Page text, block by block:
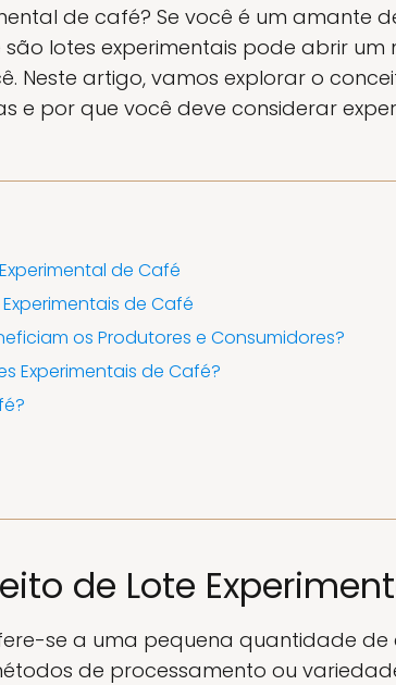
de café? Se você é um amante
lotes experimentais pode abrir um
Neste artigo, vamos explorar o
e por que você deve considerar
de Café
de Café
os Produtores e Consumidores?
Experimentais de Café?
de Lote
se a uma pequena quantidade
de processamento ou